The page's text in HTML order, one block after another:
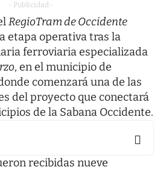
- Publicidad -
RegioTram de Occidente
etapa operativa tras la
ferroviaria especializada
, en el municipio de
comenzará una de las
del proyecto que conectará
de la Sabana Occidente.
recibidas nueve